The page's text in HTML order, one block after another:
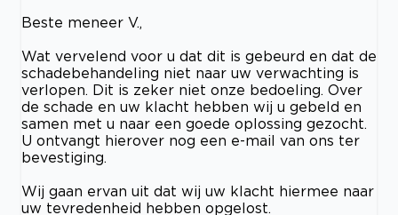
Beste meneer V.,
Wat vervelend voor u dat dit is gebeurd en dat de
schadebehandeling niet naar uw verwachting is
verlopen. Dit is zeker niet onze bedoeling. Over
de schade en uw klacht hebben wij u gebeld en
samen met u naar een goede oplossing gezocht.
U ontvangt hierover nog een e-mail van ons ter
bevestiging.
Wij gaan ervan uit dat wij uw klacht hiermee naar
uw tevredenheid hebben opgelost.